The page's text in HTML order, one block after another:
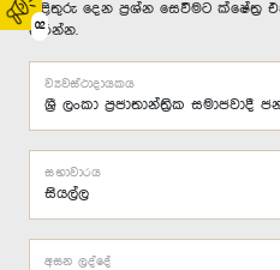
02
පිළිතුරු දෙන ප්‍රශ්න සෙවීමට
කරන්න.
ව්‍යවස්ථාදායකය
සභාවාරය
අසන ලද්දේ